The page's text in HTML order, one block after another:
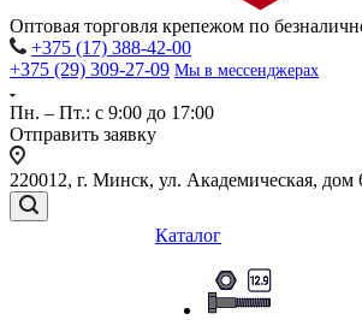
Оптовая торговля крепежом по
+375 (17) 388-42-00
+375 (29) 309-27-09 Мы в мессенджерах
Пн. – Пт.: с 9:00 до 17:00
Отправить заявку
220012, г. Минск, ул. Академическая, дом
Каталог